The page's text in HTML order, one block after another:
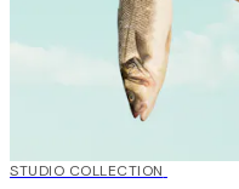
50%*
STUDIO COLLECTION